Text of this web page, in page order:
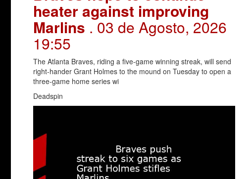
heater against improving
Marlins . 03 de Agosto, 2026
19:55
The Atlanta Braves, riding a five-game winning streak, will send
right-hander Grant Holmes to the mound on Tuesday to open a
three-game home series wi
Deadspin